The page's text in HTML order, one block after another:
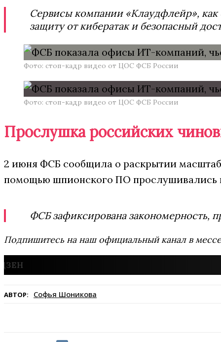
Сервисы компании «Клаудфлейр», как
защиту от кибератак и безопасный
Фото: стоп-кадр видео от ЦОС ФСБ России
Фото: стоп-кадр видео от ЦОС ФСБ России
Прослушка российских
2 июня ФСБ сообщила о раскрытии
помощью шпионского ПО прослушивались
ФСБ зафиксирована закономерность,
Подпишитесь на наш официальный канал в
АВТОР: Софья Шоникова